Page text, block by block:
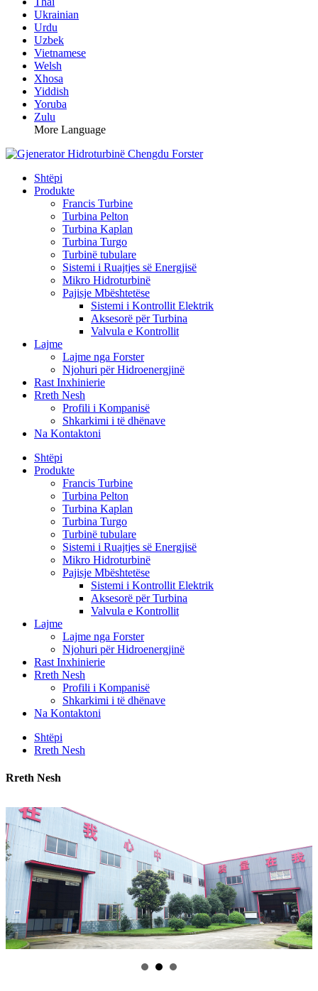
Ukrainian
Urdu
Uzbek
Vietnamese
Welsh
Xhosa
Yiddish
Yoruba
Zulu
More Language
Shtëpi
Produkte
Francis Turbine
Turbina Pelton
Turbina Kaplan
Turbina Turgo
Turbinë tubulare
Sistemi i Ruajtjes së Energjisë
Mikro Hidroturbinë
Pajisje Mbështetëse
Sistemi i Kontrollit Elektrik
Aksesorë për Turbina
Valvula e Kontrollit
Lajme
Lajme nga Forster
Njohuri për Hidroenergjinë
Rast Inxhinierie
Rreth Nesh
Profili i Kompanisë
Shkarkimi i të dhënave
Na Kontaktoni
Shtëpi
Produkte
Francis Turbine
Turbina Pelton
Turbina Kaplan
Turbina Turgo
Turbinë tubulare
Sistemi i Ruajtjes së Energjisë
Mikro Hidroturbinë
Pajisje Mbështetëse
Sistemi i Kontrollit Elektrik
Aksesorë për Turbina
Valvula e Kontrollit
Lajme
Lajme nga Forster
Njohuri për Hidroenergjinë
Rast Inxhinierie
Rreth Nesh
Profili i Kompanisë
Shkarkimi i të dhënave
Na Kontaktoni
Shtëpi
Rreth Nesh
Rreth Nesh